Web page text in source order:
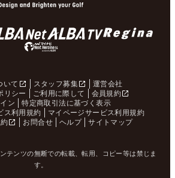
いて スタッフ募集
運営会社
リシー
ご利用に際して
会員規約
ン
特定商取引法に基づく表示
ス利用規約
マイページサービス利用規約
お問合せ ヘルプ サイトマップ
テンツの無断での転載、転用、コピー等は禁じま
す。